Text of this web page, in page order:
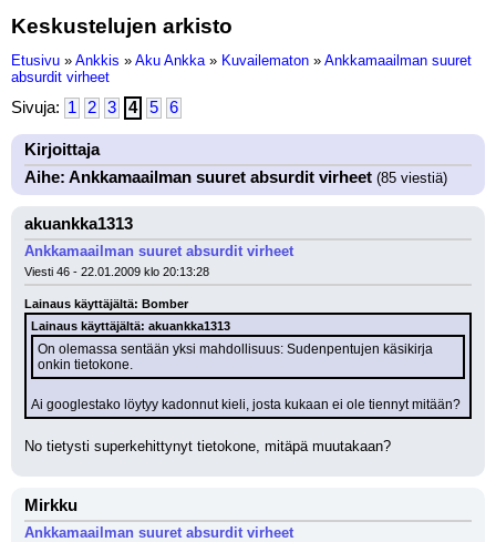
Keskustelujen arkisto
Etusivu » Ankkis » Aku Ankka » Kuvailematon » Ankkamaailman suuret
absurdit virheet
Sivuja: 1 2 3 4 5 6
Kirjoittaja
Aihe: Ankkamaailman suuret absurdit virheet (85 viestiä)
akuankka1313
Ankkamaailman suuret absurdit virheet
Viesti 46 - 22.01.2009 klo 20:13:28
Lainaus käyttäjältä: Bomber
Lainaus käyttäjältä: akuankka1313
On olemassa sentään yksi mahdollisuus: Sudenpentujen käsikirja
onkin tietokone.
Ai googlestako löytyy kadonnut kieli, josta kukaan ei ole tiennyt mitään?
No tietysti superkehittynyt tietokone, mitäpä muutakaan?
Mirkku
Ankkamaailman suuret absurdit virheet